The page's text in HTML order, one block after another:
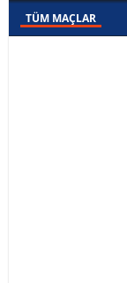
TÜM MAÇLAR